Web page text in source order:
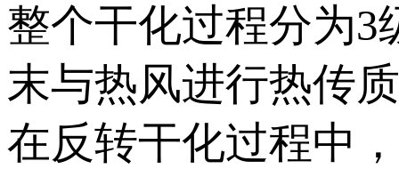
整个干化过程分为3
末与热风进行热传
在反转干化过程中